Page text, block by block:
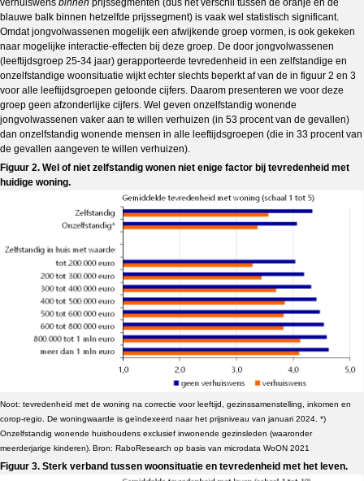
verhuiswens binnen prijssegmenten (dus het verschil tussen de oranje en de
blauwe balk binnen hetzelfde prijssegment) is vaak wel statistisch significant.
Omdat jongvolwassenen mogelijk een afwijkende groep vormen, is ook gekeken
naar mogelijke interactie-effecten bij deze groep. De door jongvolwassenen
(leeftijdsgroep 25-34 jaar) gerapporteerde tevredenheid in een zelfstandige en
onzelfstandige woonsituatie wijkt echter slechts beperkt af van de in figuur 2 en 3
voor alle leeftijdsgroepen getoonde cijfers. Daarom presenteren we voor deze
groep geen afzonderlijke cijfers. Wel geven onzelfstandig wonende
jongvolwassenen vaker aan te willen verhuizen (in 53 procent van de gevallen)
dan onzelfstandig wonende mensen in alle leeftijdsgroepen (die in 33 procent van
de gevallen aangeven te willen verhuizen).
Figuur 2. Wel of niet zelfstandig wonen niet enige factor bij tevredenheid met
huidige woning.
Noot: tevredenheid met de woning na correctie voor leeftijd, gezinssamenstelling, inkomen en
corop-regio. De woningwaarde is geïndexeerd naar het prijsniveau van januari 2024. *)
Onzelfstandig wonende huishoudens exclusief inwonende gezinsleden (waaronder
meerderjarige kinderen). Bron: RaboResearch op basis van microdata WoON 2021
Figuur 3. Sterk verband tussen woonsituatie en tevredenheid met het leven.